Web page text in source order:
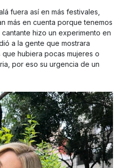
fuera así en más festivales,
más en cuenta porque tenemos
cantante hizo un experimento en
a la gente que mostrara
hubiera pocas mujeres o
por eso su urgencia de un